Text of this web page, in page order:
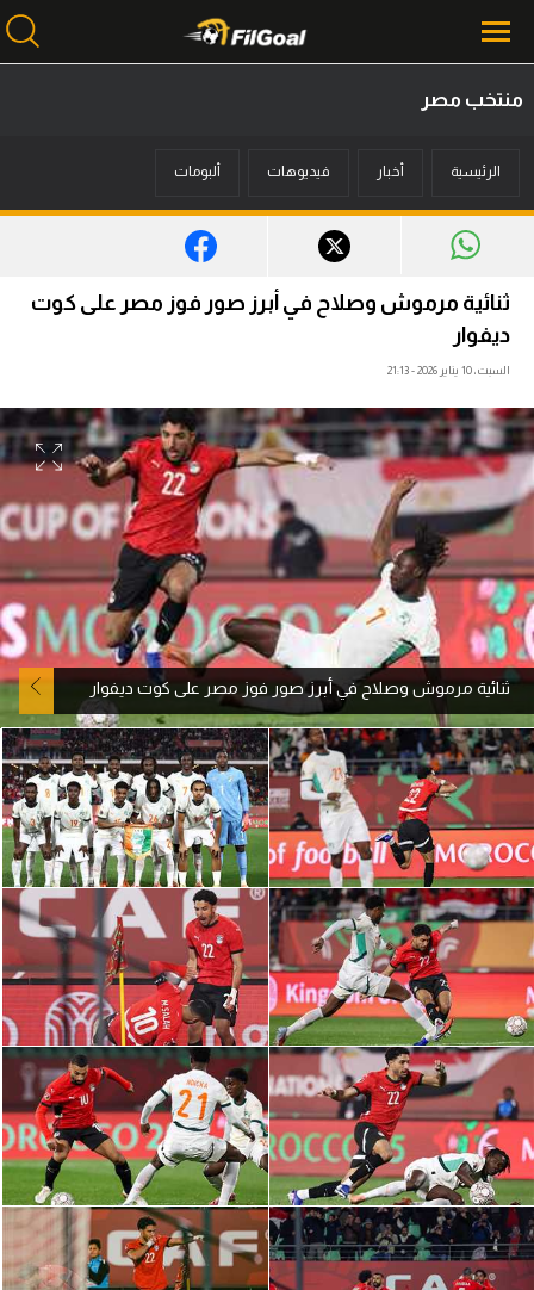
أخبار
ميركاتو
فانتازي في الجول
مسابقة التوقعات
فيديوهات
عدسات
آراء حرة
ركن الألعاب
بطولات
أمريكا 2026
الدوري المصري
الدوري الإنجليزي الممتاز
الدوري الإسباني
الدوري الإيطالي
الدوري الألماني
الدوري الفرنسي
الدوري السعودي للمحترفين
دوري أبطال أوروبا
دوري أبطال إفريقيا
كل البطولات
منتخب مصر
الرئيسية أخبار فيديوهات ألبومات
ثنائية مرموش وصلاح في أبرز صور فوز مصر على كوت
ديفوار
السبت، 10 يناير 2026 - 21:13
ثنائية مرموش وصلاح في أبرز صور فوز مصر على كوت ديفوار